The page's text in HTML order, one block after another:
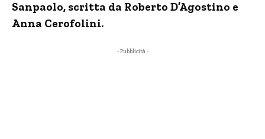
Sanpaolo, scritta da Roberto D’Agostino e
Anna Cerofolini.
- Pubblicità -